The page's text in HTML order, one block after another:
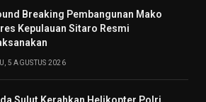
Breaking Pembangunan Mako
Kepulauan Sitaro Resmi
5 AGUSTUS 2026
Sulut Kerahkan Helikopter Polri